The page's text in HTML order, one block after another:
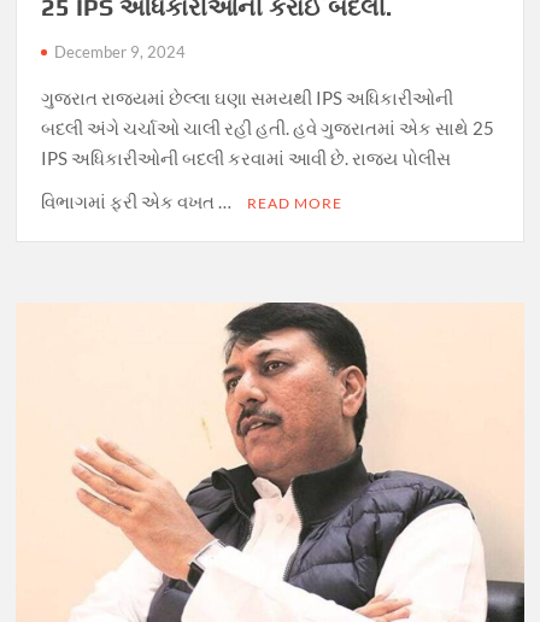
25 IPS અધિકારીઓની કરાઈ બદલી.
December 9, 2024
ગુજરાત રાજ્યમાં છેલ્લા ઘણા સમયથી IPS અધિકારીઓની
બદલી અંગે ચર્ચાઓ ચાલી રહી હતી. હવે ગુજરાતમાં એક સાથે 25
IPS અધિકારીઓની બદલી કરવામાં આવી છે. રાજ્ય પોલીસ
વિભાગમાં ફરી એક વખત …
READ MORE